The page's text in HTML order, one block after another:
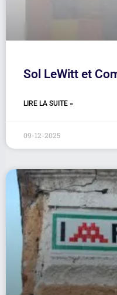
Sol LeWitt et
LIRE LA SUITE »
09-12-2025